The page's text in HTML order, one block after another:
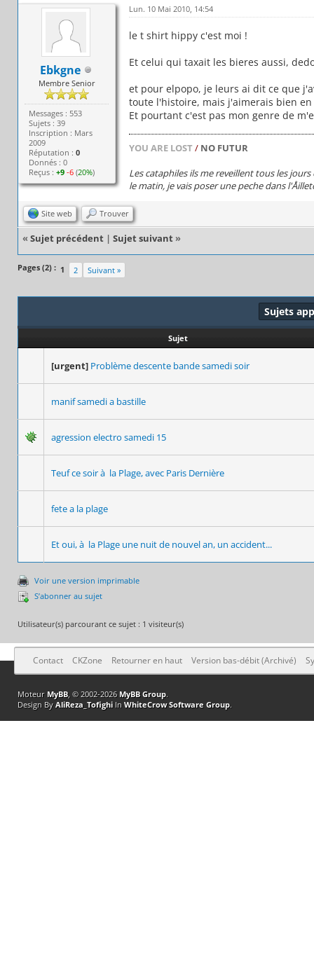
Ebkgne
Membre Senior
Messages : 553
Sujets : 39
Inscription : Mars
2009
Réputation :0
Donnés : 0
Reçus :+9 -6 (20%)
Lun. 10 Mai 2010, 14:54
le t shirt hippy c'est moi !
Et celui qui taxait les bieres aussi,
et pour elpopo, je leurs ai dit ce que
toute l'histoire, mais j'aimerais bien
Et pourtant c'est pas mon genre de
YOU ARE LOST / NO FUTUR
Les cataphiles ils me reveillent tous les
le matin, je vais poser une peche dans
Site web Trouver
« Sujet précédent | Sujet suivant »
Pages (2) : 1 2 Suivant »
Sujets
Sujet
[urgent] Problème descente bande samedi soir
manif samedi a bastille
agression electro samedi 15
Teuf ce soir à la Plage, avec Paris Dernière
fete a la plage
Et oui, à la Plage une nuit de nouvel an, un accident...
Voir une version imprimable
S’abonner au sujet
Utilisateur(s) parcourant ce sujet : 1 visiteur(s)
Contact CKZone Retourner en haut Version bas-débit (Archivé)
Moteur MyBB, © 2002-2026 MyBB Group.
Design By AliReza_TofighiIn WhiteCrow Software Group.